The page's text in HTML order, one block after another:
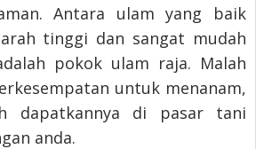
Antara ulam yang baik
tinggi dan sangat mudah
pokok ulam raja. Malah
untuk menanam,
dapatkannya di pasar tani
anda.